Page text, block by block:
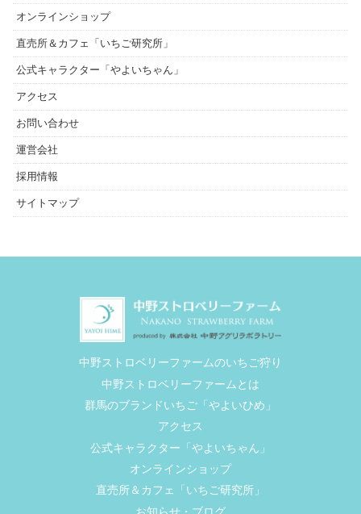
オンラインショップ
直売所＆カフェ「いちご研究所」
公式キャラクター「やよいちゃん」
アクセス
お問い合わせ
運営会社
採用情報
サイトマップ
中野ストロベリーファームのいちご狩り
中野ストロベリーファームとは
群馬のブランドいちご「やよいひめ」
アクセス
公式キャラクター「やよいちゃん」
オンラインショップ
直売所＆カフェ「いちご研究所」
お知らせ・ブログ